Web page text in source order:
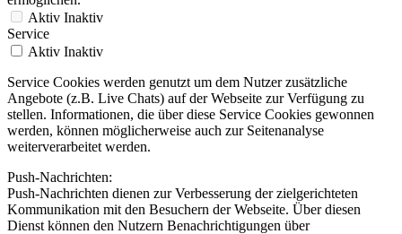
Aktiv Inaktiv
Service
Aktiv Inaktiv
Service Cookies werden genutzt um dem Nutzer zusätzliche
Angebote (z.B. Live Chats) auf der Webseite zur Verfügung zu
stellen. Informationen, die über diese Service Cookies gewonnen
werden, können möglicherweise auch zur Seitenanalyse
weiterverarbeitet werden.
Push-Nachrichten:
Push-Nachrichten dienen zur Verbesserung der zielgerichteten
Kommunikation mit den Besuchern der Webseite. Über diesen
Dienst können den Nutzern Benachrichtigungen über